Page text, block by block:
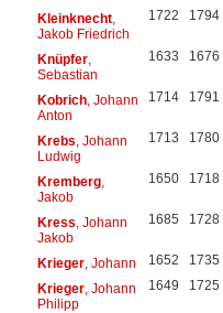
Kleinknecht,
Jakob Friedrich
1722 1794
Knüpfer,
Sebastian
1633 1676
Kobrich, Johann
Anton
1714 1791
Krebs , Johann
Ludwig
1713 1780
Kremberg,
Jakob
1650 1718
Kress , Johann
Jakob
1685 1728
Krieger, Johann 1652 1735
Krieger, Johann
Philipp
1649 1725